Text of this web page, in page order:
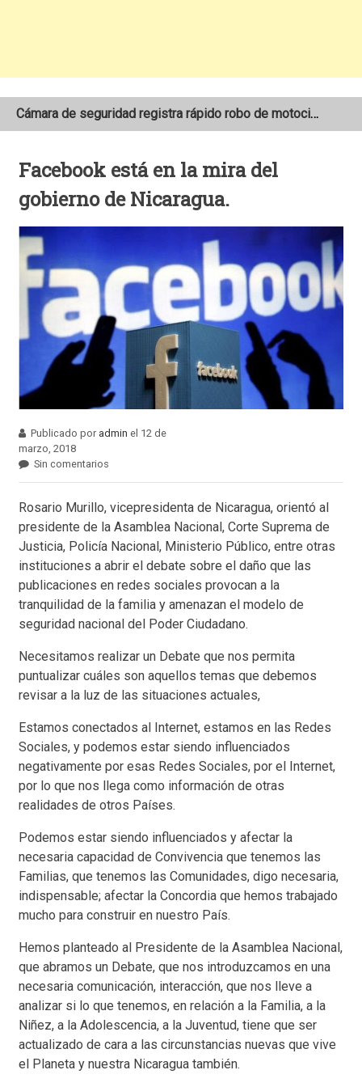
Cámara de seguridad registra rápido robo de motocicleta en el barrio Santo Domingo de Estelí
Facebook está en la mira del
gobierno de Nicaragua.
Publicado por admin el 12 de
marzo, 2018
Sin comentarios
Rosario Murillo, vicepresidenta de Nicaragua, orientó al
presidente de la Asamblea Nacional, Corte Suprema de
Justicia, Policía Nacional, Ministerio Público, entre otras
instituciones a abrir el debate sobre el daño que las
publicaciones en redes sociales provocan a la
tranquilidad de la familia y amenazan el modelo de
seguridad nacional del Poder Ciudadano.
Necesitamos realizar un Debate que nos permita
puntualizar cuáles son aquellos temas que debemos
revisar a la luz de las situaciones actuales,
Estamos conectados al Internet, estamos en las Redes
Sociales, y podemos estar siendo influenciados
negativamente por esas Redes Sociales, por el Internet,
por lo que nos llega como información de otras
realidades de otros Países.
Podemos estar siendo influenciados y afectar la
necesaria capacidad de Convivencia que tenemos las
Familias, que tenemos las Comunidades, digo necesaria,
indispensable; afectar la Concordia que hemos trabajado
mucho para construir en nuestro País.
Hemos planteado al Presidente de la Asamblea Nacional,
que abramos un Debate, que nos introduzcamos en una
necesaria comunicación, interacción, que nos lleve a
analizar si lo que tenemos, en relación a la Familia, a la
Niñez, a la Adolescencia, a la Juventud, tiene que ser
actualizado de cara a las circunstancias nuevas que vive
el Planeta y nuestra Nicaragua también.